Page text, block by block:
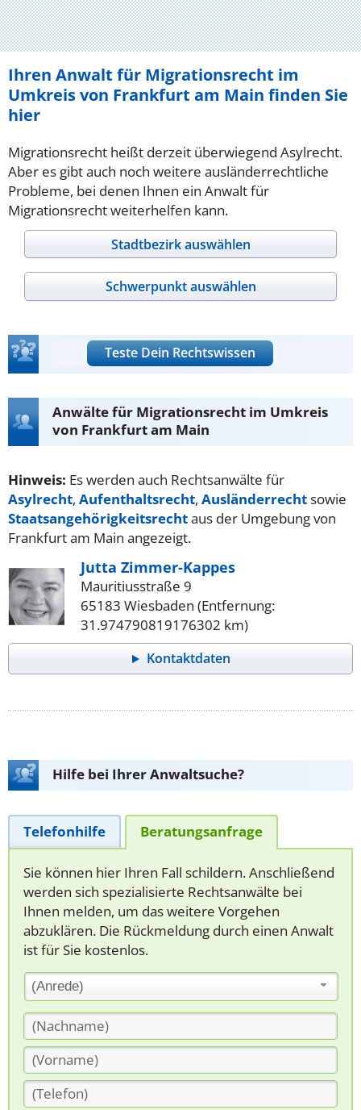
Ihren Anwalt für Migrationsrecht im
Umkreis von Frankfurt am Main finden Sie
hier
Migrationsrecht heißt derzeit überwiegend Asylrecht.
Aber es gibt auch noch weitere ausländerrechtliche
Probleme, bei denen Ihnen ein Anwalt für
Migrationsrecht weiterhelfen kann.
Stadtbezirk auswählen
Schwerpunkt auswählen
Teste Dein Rechtswissen
Anwälte für Migrationsrecht im Umkreis
von Frankfurt am Main
Hinweis: Es werden auch Rechtsanwälte für
Asylrecht, Aufenthaltsrecht, Ausländerrechtsowie
Staatsangehörigkeitsrechtaus der Umgebung von
Frankfurt am Main angezeigt.
Jutta Zimmer-Kappes
Mauritiusstraße 9
65183 Wiesbaden (Entfernung:
31.974790819176302 km)
Kontaktdaten
Hilfe bei Ihrer Anwaltsuche?
Telefonhilfe Beratungsanfrage
Sie können hier Ihren Fall schildern. Anschließend
werden sich spezialisierte Rechtsanwälte bei
Ihnen melden, um das weitere Vorgehen
abzuklären. Die Rückmeldung durch einen Anwalt
ist für Sie kostenlos.
(Anrede)